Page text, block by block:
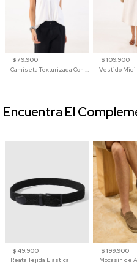
$ 79.900
Camiseta Texturizada Con Cuello En V Para Mujer
$ 109.900
$ 49.900
Reata Tejida Elástica
$ 199.900
Encuentra El